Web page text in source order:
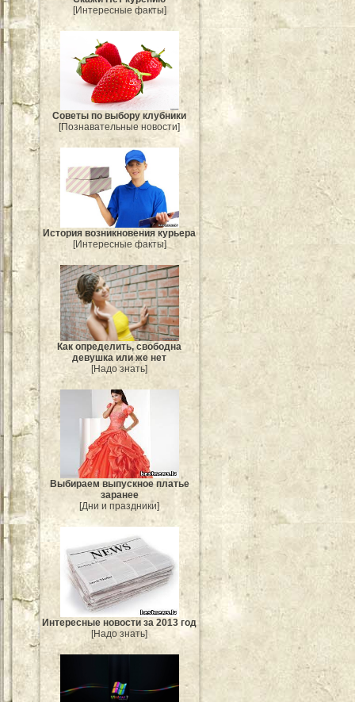
[Интересные факты]
Советы по выбору клубники
[Познавательные новости]
История возникновения курьера
[Интересные факты]
Как определить, свободна
девушка или же нет
[Надо знать]
Выбираем выпускное платье
заранее
[Дни и праздники]
Интересные новости за 2013 год
[Надо знать]